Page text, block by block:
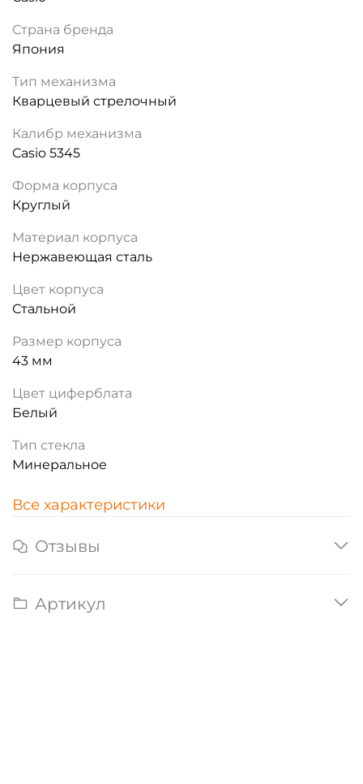
Страна бренда
Япония
Тип механизма
Кварцевый стрелочный
Калибр механизма
Casio 5345
Форма корпуса
Круглый
Материал корпуса
Нержавеющая сталь
Цвет корпуса
Стальной
Размер корпуса
43 мм
Цвет циферблата
Белый
Тип стекла
Минеральное
Все характеристики
Отзывы
Артикул